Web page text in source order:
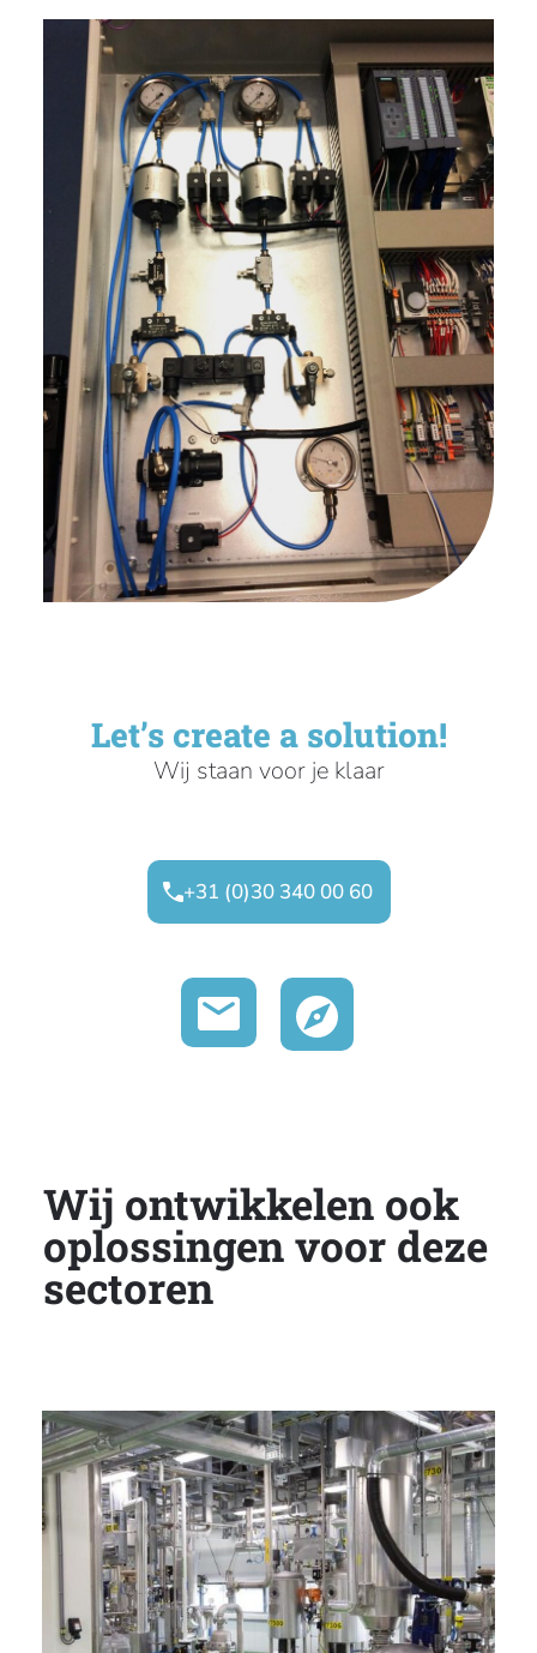
Let’s create a solution!
Wij staan voor je klaar
+31 (0)30 340 00 60
Wij ontwikkelen ook
oplossingen voor deze
sectoren